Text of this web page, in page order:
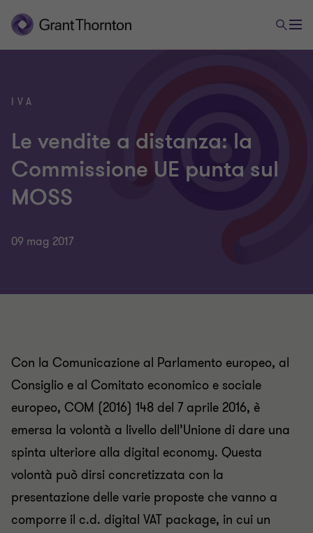
IVA
Le vendite a distanza: la
Commissione UE punta sul
MOSS
09 mag 2017
Con la Comunicazione al Parlamento europeo, al
Consiglio e al Comitato economico e sociale
europeo, COM (2016) 148 del 7 aprile 2016, è
emersa la volontà a livello dell’Unione di dare una
spinta ulteriore alla digital economy. Questa
volontà può dirsi concretizzata con la
presentazione delle varie proposte che vanno a
comporre il c.d. digital VAT package, in cui un